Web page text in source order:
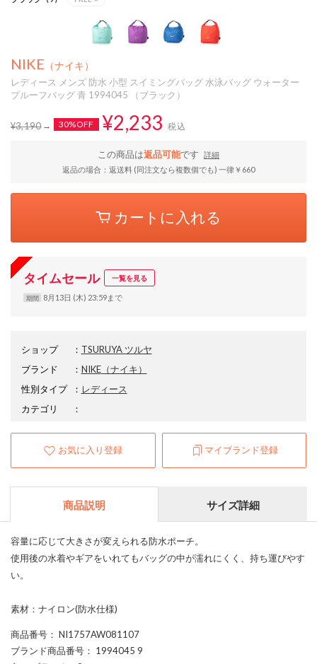
NIKE （ナイキ）
レディース メンズ 防水 小型 スイミングバッグ 水泳バッグ ウォーター
プルーフバッグ 青 1994045 （ブラック）
¥3,190 30%OFF ¥2,233 税込
この商品は返品可能です
詳細
返品の場合：返送料 (同注文なら複数個でも) 一律￥660
カートに入れる
タイムセール 一覧を見る
期間 8月13日 (木) 23:59まで
ショップ ： TSURUYA ツルヤ
ブランド
： NIKE（ナイキ）
性別タイプ
： レディース
カテゴリ
：
お気に入り登録 マイブランド登録
商品説明 サイズ詳細
容量に応じて大きさが変えられる防水ポーチ。
使用後の水着やギアをいれてもバッグの中が濡れにくく、持ち運びやす
い。
素材：ナイロン(防水仕様)
商品番号 ： NI1757AW081107
ブランド商品番号 ： 1994045 9